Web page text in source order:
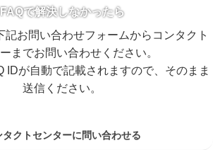
FAQで解決しなかったら
記お問い合わせフォームからコンタクト
までお問い合わせください。
IDが自動で記載されますので、そのまま
送信ください。
タクトセンターに問い合わせる